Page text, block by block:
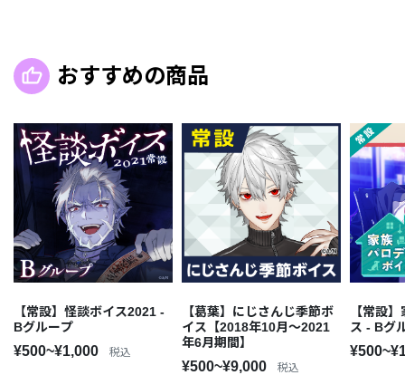
おすすめの商品
【常設】怪談ボイス2021 -
Bグループ
¥500~¥1,000 税込
【葛葉】にじさんじ季節ボ
イス【2018年10月～2021
年6月期間】
¥500~¥9,000 税込
【常設
ス - Bグ